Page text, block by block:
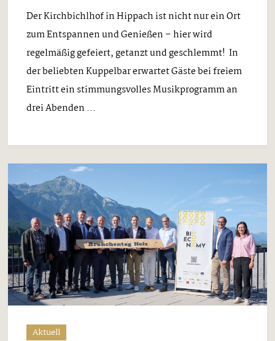
Der Kirchbichlhof in Hippach ist nicht nur ein Ort
zum Entspannen und Genießen – hier wird
regelmäßig gefeiert, getanzt und geschlemmt! In
der beliebten Kuppelbar erwartet Gäste bei freiem
Eintritt ein stimmungsvolles Musikprogramm an
drei Abenden ...
Aktuell